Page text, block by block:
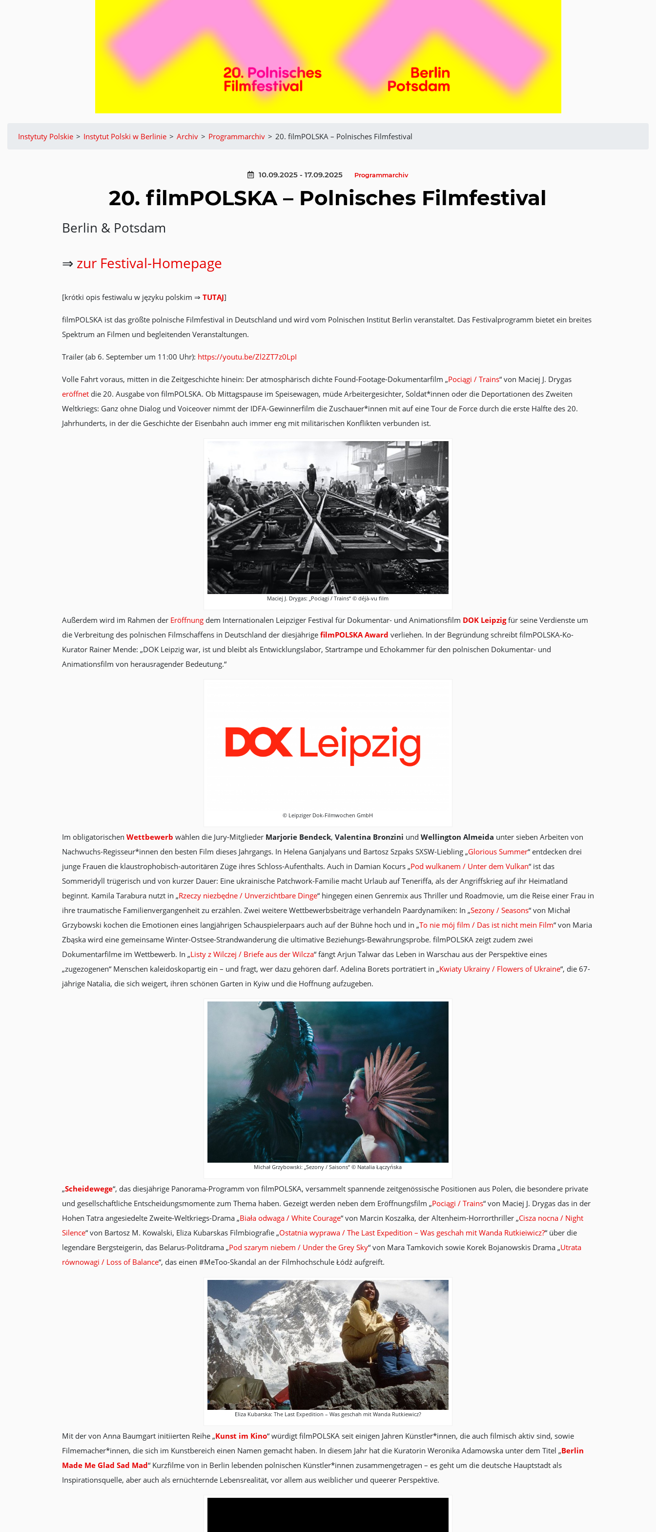
Instytuty Polskie > Instytut Polski w Berlinie > Archiv > Programmarchiv > 20. filmPOLSKA – Polnisches Filmfestival
10.09.2025 - 17.09.2025 Programmarchiv
20. filmPOLSKA – Polnisches Filmfestival
Berlin & Potsdam
⇒ zur Festival-Homepage
[krótki opis festiwalu w języku polskim ⇒ TUTAJ]
filmPOLSKA ist das größte polnische Filmfestival in Deutschland und wird vom Polnischen Institut Berlin veranstaltet. Das Festivalprogramm bietet ein breites
Spektrum an Filmen und begleitenden Veranstaltungen.
Trailer (ab 6. September um 11:00 Uhr): https://youtu.be/Zl2ZT7z0LpI
Volle Fahrt voraus, mitten in die Zeitgeschichte hinein: Der atmosphärisch dichte Found-Footage-Dokumentarfilm „Pociągi / Trains“ von Maciej J. Drygas
eröffnetdie 20. Ausgabe von filmPOLSKA. Ob Mittagspause im Speisewagen, müde Arbeitergesichter, Soldat*innen oder die Deportationen des Zweiten
Weltkriegs: Ganz ohne Dialog und Voiceover nimmt der IDFA-Gewinnerfilm die Zuschauer*innen mit auf eine Tour de Force durch die erste Hälfte des 20.
Jahrhunderts, in der die Geschichte der Eisenbahn auch immer eng mit militärischen Konflikten verbunden ist.
Maciej J. Drygas: „Pociągi / Trains“ © déjà-vu film
Außerdem wird im Rahmen der Eröffnungdem Internationalen Leipziger Festival für Dokumentar- und Animationsfilm DOK Leipzigfür seine Verdienste um
die Verbreitung des polnischen Filmschaffens in Deutschland der diesjährige filmPOLSKA Award verliehen. In der Begründung schreibt filmPOLSKA-Ko-
Kurator Rainer Mende: „DOK Leipzig war, ist und bleibt als Entwicklungslabor, Startrampe und Echokammer für den polnischen Dokumentar- und
Animationsfilm von herausragender Bedeutung.“
© Leipziger Dok-Filmwochen GmbH
Im obligatorischen Wettbewerb wählen die Jury-Mitglieder Marjorie Bendeck, Valentina Bronzini und Wellington Almeida unter sieben Arbeiten von
Nachwuchs-Regisseur*innen den besten Film dieses Jahrgangs. In Helena Ganjalyans und Bartosz Szpaks SXSW-Liebling „Glorious Summer“ entdecken drei
junge Frauen die klaustrophobisch-autoritären Züge ihres Schloss-Aufenthalts. Auch in Damian Kocurs „Pod wulkanem / Unter dem Vulkan“ ist das
Sommeridyll trügerisch und von kurzer Dauer: Eine ukrainische Patchwork-Familie macht Urlaub auf Teneriffa, als der Angriffskrieg auf ihr Heimatland
beginnt. Kamila Tarabura nutzt in „Rzeczy niezbędne / Unverzichtbare Dinge“ hingegen einen Genremix aus Thriller und Roadmovie, um die Reise einer Frau in
ihre traumatische Familienvergangenheit zu erzählen. Zwei weitere Wettbewerbsbeiträge verhandeln Paardynamiken: In „Sezony / Seasons“ von Michał
Grzybowski kochen die Emotionen eines langjährigen Schauspielerpaars auch auf der Bühne hoch und in „To nie mój film / Das ist nicht mein Film“ von Maria
Zbąska wird eine gemeinsame Winter-Ostsee-Strandwanderung die ultimative Beziehungs-Bewährungsprobe. filmPOLSKA zeigt zudem zwei
Dokumentarfilme im Wettbewerb. In „Listy z Wilczej / Briefe aus der Wilcza“ fängt Arjun Talwar das Leben in Warschau aus der Perspektive eines
„zugezogenen“ Menschen kaleidoskopartig ein – und fragt, wer dazu gehören darf. Adelina Borets porträtiert in „Kwiaty Ukrainy / Flowers of Ukraine“, die 67-
jährige Natalia, die sich weigert, ihren schönen Garten in Kyiw und die Hoffnung aufzugeben.
Michał Grzybowski: „Sezony / Saisons“ © Natalia Łączyńska
„Scheidewege“, das diesjährige Panorama-Programm von filmPOLSKA, versammelt spannende zeitgenössische Positionen aus Polen, die besondere private
und gesellschaftliche Entscheidungsmomente zum Thema haben. Gezeigt werden neben dem Eröffnungsfilm „Pociągi / Trains“ von Maciej J. Drygas das in der
Hohen Tatra angesiedelte Zweite-Weltkriegs-Drama „Biała odwaga / White Courage“ von Marcin Koszałka, der Altenheim-Horrorthriller „Cisza nocna / Night
Silence“ von Bartosz M. Kowalski, Eliza Kubarskas Filmbiografie „Ostatnia wyprawa / The Last Expedition – Was geschah mit Wanda Rutkieiwicz?“ über die
legendäre Bergsteigerin, das Belarus-Politdrama „Pod szarym niebem / Under the Grey Sky“ von Mara Tamkovich sowie Korek Bojanowskis Drama „Utrata
równowagi / Loss of Balance“, das einen #MeToo-Skandal an der Filmhochschule Łódź aufgreift.
Eliza Kubarska: The Last Expedition – Was geschah mit Wanda Rutkiewicz?
Mit der von Anna Baumgart initiierten Reihe „Kunst im Kino“ würdigt filmPOLSKA seit einigen Jahren Künstler*innen, die auch filmisch aktiv sind, sowie
Filmemacher*innen, die sich im Kunstbereich einen Namen gemacht haben. In diesem Jahr hat die Kuratorin Weronika Adamowska unter dem Titel „Berlin
Made Me Glad Sad Mad“ Kurzfilme von in Berlin lebenden polnischen Künstler*innen zusammengetragen – es geht um die deutsche Hauptstadt als
Inspirationsquelle, aber auch als ernüchternde Lebensrealität, vor allem aus weiblicher und queerer Perspektive.